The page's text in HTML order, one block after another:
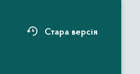
Стара версія